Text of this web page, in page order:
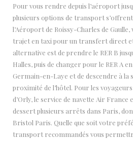
Pour vous rendre depuis l’aéroport
plusieurs options de transport s’offrent
l’Aéroport de Roissy-Charles de
trajet en taxi pour un transfert direct
alternative est de prendre le RER B
Halles, puis de changer pour le RER A
Germain-en-Laye et de descendre à la
proximité de l’hôtel. Pour les
d’Orly, le service de navette Air France
dessert plusieurs arrêts dans Paris,
Bristol Paris. Quelle que soit votre
transport recommandés vous